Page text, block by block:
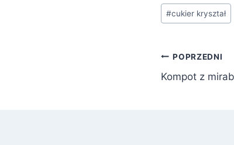
Tagi
wpisu:
#cukier kryształ
Nawigacja
wpisu
POPRZEDNI
Kompot z